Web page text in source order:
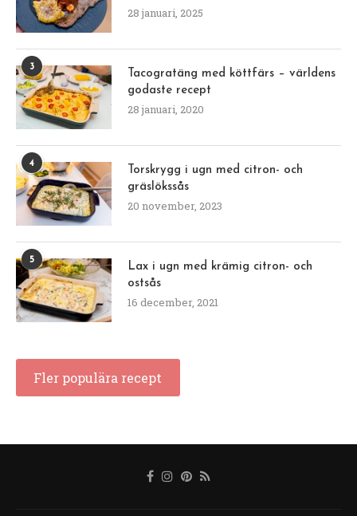
28 januari, 2025
3
Tacogratäng med köttfärs – världens
godaste recept
28 januari, 2020
4
Torskrygg i ugn med citron- och
gräslökssås
20 november, 2023
5
Lax i ugn med krämig citron- och
ostsås
16 december, 2021
Fler populära recept